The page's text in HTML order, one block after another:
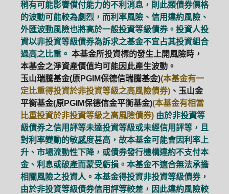
稍有可能影響償付能力的不利消息，則此類債券價格
的波動可能較為劇烈，而利率風險、信用違約風險、
外匯波動風險也將高於一般投資等級債券。投資人投
資以非投資等級債券為訴求之基金不宜占其投資組合
過高之比重。 本基金所投資標的發生上開風險時，
本基金之淨資產價值均可能因此產生波動。
玉山瑞騰基金(原PGIM保德信瑞騰基金)(本基金有一
定比重得投資於非投資等級之高風險債券) 、玉山金
平衡基金(原PGIM保德信金平衡基金)(本基金有相當
比重投資於非投資等級之高風險債券) 由於非投資等
級債券之信用評等未達投資等級或未經信用評等，且
對利率變動的敏感度甚高，故本基金可能會因利率上
升、市場流動性下降，或債券發行機構違約不支付本
金、利息或破產而蒙受虧損。本基金不適合無法承擔
相關風險之投資人。本基金得投資非投資等級債券，
由於非投資等級債券信用評等較差，因此違約風險較